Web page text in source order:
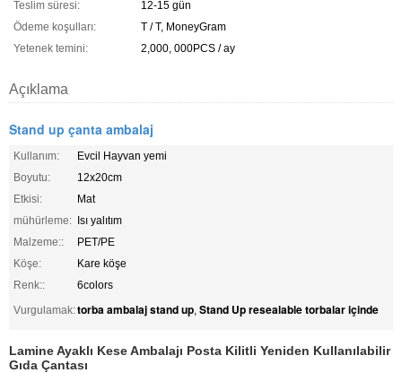
Teslim süresi:
12-15 gün
Ödeme koşulları:
T / T, MoneyGram
Yetenek temini:
2,000, 000PCS / ay
Açıklama
Stand up çanta ambalaj
Kullanım:
Evcil Hayvan yemi
Boyutu:
12x20cm
Etkisi:
Mat
mühürleme: Isı yalıtım
Malzeme::
PET/PE
Köşe:
Kare köşe
Renk::
6colors
Vurgulamak:torba ambalaj stand up, Stand Up resealable torbalar içinde
Lamine Ayaklı Kese Ambalajı Posta Kilitli Yeniden Kullanılabilir
Gıda Çantası